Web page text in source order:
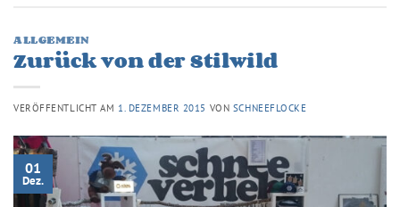
ALLGEMEIN
Zurück von der Stilwild
VERÖFFENTLICHT AM 1. DEZEMBER 2015 VON SCHNEEFLOCKE
01
Dez.